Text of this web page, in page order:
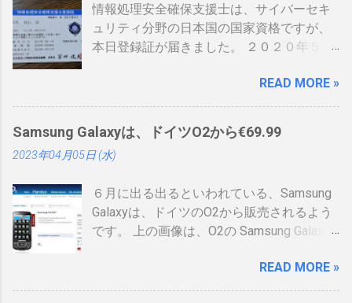
情報処理安全確保支援士は、サイバーセキ
ュリティ分野の日本国の国家資格ですが、
本日登録証が届きました。 ２０２０年５月
登場しました。 制度見直しについて：
https://www.ipa.go.jp/siensi/kaisei.html 情報
処理安全確保支援士の情報は、あまりネッ
トに上がっていないので、情報共有です。
表 パット見て車の免許証みたい。いや保険
ールドと色が変わるらしい。（ゴールドと
か運転免許みたい）、でもこれって、せっ
かく作ったのに、今のデジタル庁云々の話
てしまい短い命なのではないかなと思った
りします。 カードの色について：
READ MORE »
Samsung Galaxyは、ドイツO2から€69.99
2023年04月05日 (水)
６月に出る出るといわれている、Samsung
Galaxyは、ドイツのO2から販売されるよう
です。 上の画像は、O2の Samsung Galaxy
すが、何が書いてあるのかわかりません。
ためしにカートに入れる動作をしてみまし
READ MORE »